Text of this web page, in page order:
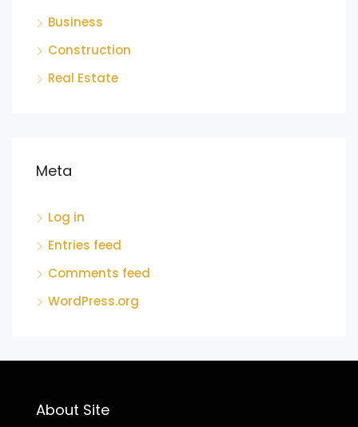
Business
Construction
Real Estate
Meta
Log in
Entries feed
Comments feed
WordPress.org
About Site